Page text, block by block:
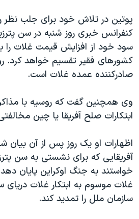
پوتین در تلاش خود برای جلب نظر
کنفرانس خبری روز شنبه در سن
سود خود از افزایش قیمت غلات را
کشورهای فقیر تقسیم خواهد کرد.
صادرکننده عمده غلات است.
وی همچنین گفت که روسیه با
ابتکارات صلح آفریقا یا چین
اظهارات او یک روز پس از آن بیان
آفریقایی که برای نشستی به سن
خواستند به جنگ اوکراین پایان
غلات موسوم به ابتکار غلات دریای
سازمان ملل را تمدید کند.